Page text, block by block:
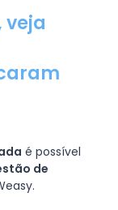
veja
é possível
de